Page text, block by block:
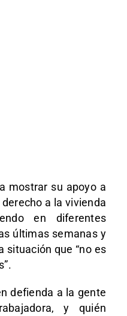
mostrar su apoyo a
a la vivienda
en diferentes
últimas semanas y
situación que “no es
defienda a la gente
y quién